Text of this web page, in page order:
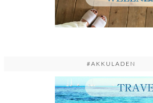
#AKKULADEN